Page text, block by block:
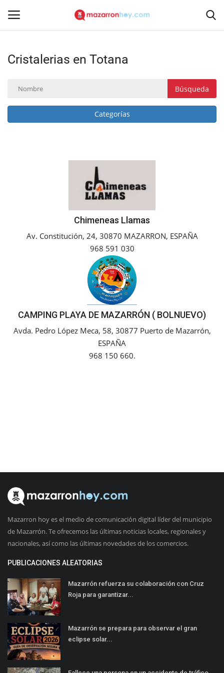
Acceso Registrarse
Inicio
Empresas
Galerías
Cristalerias en Totana
Búsqueda
Categorías
Chimeneas Llamas
Av. Constitución, 24, 30870 MAZARRON, ESPAÑA
968 591 030
CAMPING PLAYA DE MAZARRÓN ( BOLNUEVO)
Avda. Pedro López Meca, 58, 30877 Puerto de Mazarrón,
ESPAÑA
968 150 660.
Mazarron hoy es el medio de comunicación digital líder del municipio
de Mazarrón. Te ofrecemos las últimas noticias locales, regionales y
nacionales, así como las últimas novedades de los comercios.
PUBLICACIONES ALEATORIAS
Mazarrón refuerza su colaboración con Cruz
Roja para garantizar...
Mazarrón se prepara para observar el gran
eclipse solar...